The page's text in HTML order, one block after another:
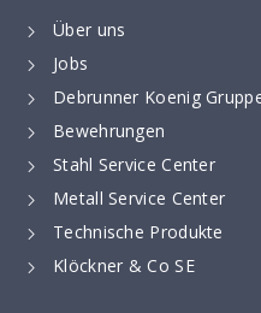
Über uns
Jobs
Debrunner Koenig
Bewehrungen
Stahl Service Center
Metall Service Center
Technische Produkte
Klöckner & Co SE